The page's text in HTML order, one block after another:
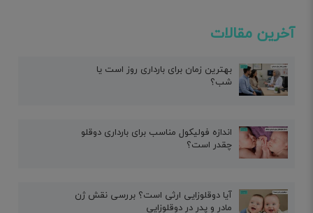
آخرین مقالات
بهترین زمان برای بارداری روز است یا
شب؟
اندازه فولیکول مناسب برای بارداری دوقلو
چقدر است؟
آیا دوقلوزایی ارثی است؟ بررسی نقش ژن
مادر و پدر در دوقلوزایی